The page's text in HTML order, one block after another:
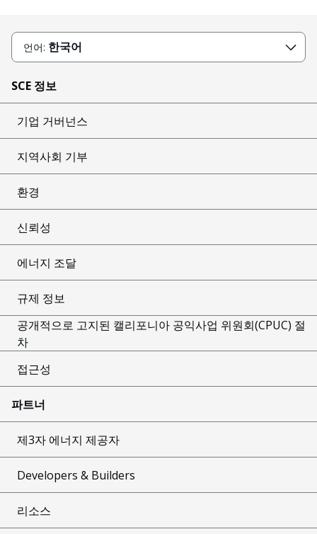
언어: 한국어
SCE 정보
기업 거버넌스
지역사회 기부
환경
신뢰성
에너지 조달
규제 정보
공개적으로 고지된 캘리포니아 공익사업 위원회(CPUC) 절
차
접근성
파트너
제3자 에너지 제공자
Developers & Builders
리소스